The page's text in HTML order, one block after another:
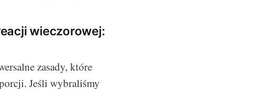
wieczorowej:
zasady, które
Jeśli wybraliśmy